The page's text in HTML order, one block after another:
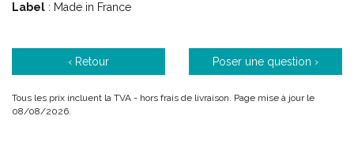
HUMULUS LUPULUS SICCUM Tube Granules est un médicament
homéopathique.
Label : Made in France
‹ Retour Poser une question ›
Tous les prix incluent la TVA - hors frais de livraison. Page mise à jour le
08/08/2026.